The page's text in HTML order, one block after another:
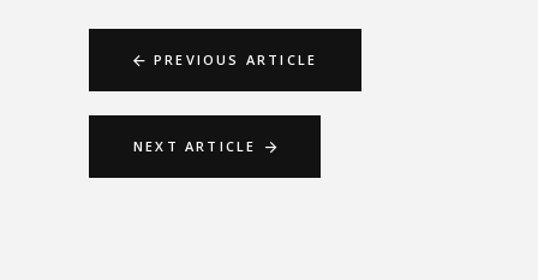
PREVIOUS ARTICLE
NEXT ARTICLE